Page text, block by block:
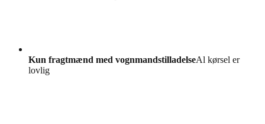
Kun fragtmænd med vognmandstilladelseAl kørsel er
lovlig